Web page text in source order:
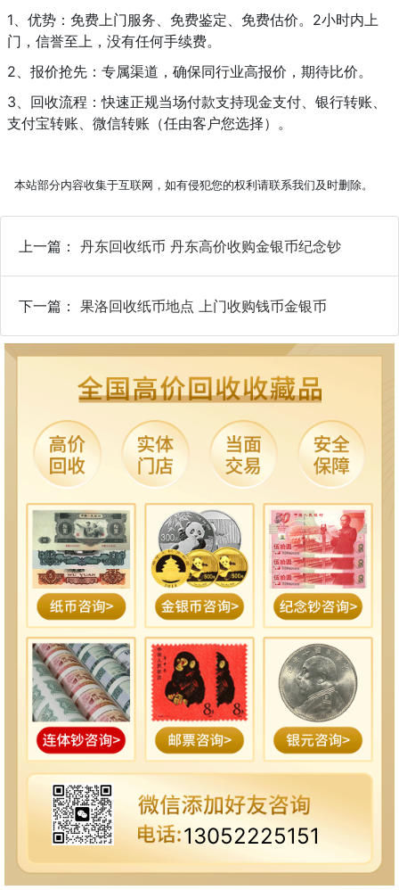
1、优势：免费上门服务、免费鉴定、免费估价。2小时内上
门，信誉至上，没有任何手续费。
2、报价抢先：专属渠道，确保同行业高报价，期待比价。
3、回收流程：快速正规当场付款支持现金支付、银行转账、
支付宝转账、微信转账（任由客户您选择）。
本站部分内容收集于互联网，如有侵犯您的权利请联系我们及时删除。
上一篇： 丹东回收纸币 丹东高价收购金银币纪念钞
下一篇： 果洛回收纸币地点 上门收购钱币金银币
13052225151